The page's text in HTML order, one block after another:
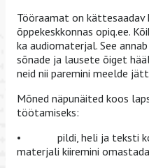
Tööraamat on
õppekeskkonnas opiq.ee.
ka audiomaterjal. See
sõnade ja lausete õiget
neid nii paremini meelde
Mõned näpunäited koos
töötamiseks:
• pildi, heli ja teksti
materjali kiiremini